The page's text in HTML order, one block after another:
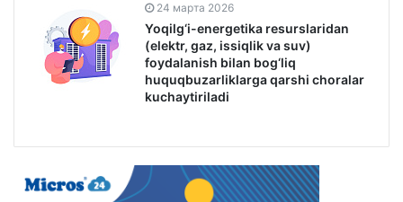
24 марта 2026
Yoqilg‘i-energetika resurslaridan
(elektr, gaz, issiqlik va suv)
foydalanish bilan bog‘liq
huquqbuzarliklarga qarshi choralar
kuchaytiriladi